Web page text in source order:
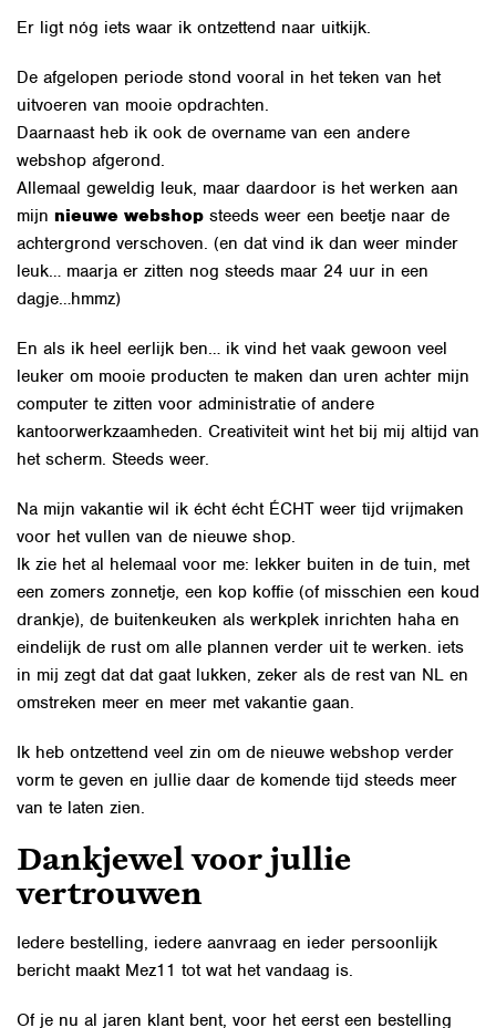
Er ligt nóg iets waar ik ontzettend naar uitkijk.
De afgelopen periode stond vooral in het teken van het
uitvoeren van mooie opdrachten.
Daarnaast heb ik ook de overname van een andere
webshop afgerond.
Allemaal geweldig leuk, maar daardoor is het werken aan
mijn nieuwe webshop steeds weer een beetje naar de
achtergrond verschoven. (en dat vind ik dan weer minder
leuk… maarja er zitten nog steeds maar 24 uur in een
dagje…hmmz)
En als ik heel eerlijk ben… ik vind het vaak gewoon veel
leuker om mooie producten te maken dan uren achter mijn
computer te zitten voor administratie of andere
kantoorwerkzaamheden. Creativiteit wint het bij mij altijd van
het scherm. Steeds weer.
Na mijn vakantie wil ik écht écht ÉCHT weer tijd vrijmaken
voor het vullen van de nieuwe shop.
Ik zie het al helemaal voor me: lekker buiten in de tuin, met
een zomers zonnetje, een kop koffie (of misschien een koud
drankje), de buitenkeuken als werkplek inrichten haha en
eindelijk de rust om alle plannen verder uit te werken. iets
in mij zegt dat dat gaat lukken, zeker als de rest van NL en
omstreken meer en meer met vakantie gaan.
Ik heb ontzettend veel zin om de nieuwe webshop verder
vorm te geven en jullie daar de komende tijd steeds meer
van te laten zien.
Dankjewel voor jullie
vertrouwen
Iedere bestelling, iedere aanvraag en ieder persoonlijk
bericht maakt Mez11 tot wat het vandaag is.
Of je nu al jaren klant bent, voor het eerst een bestelling